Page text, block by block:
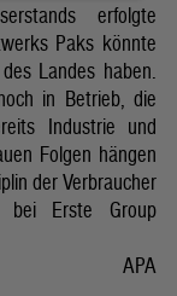
erfolgte
Paks könnte
Landes haben.
in Betrieb, die
Industrie und
Folgen hängen
der Verbraucher
bei Erste Group
APA